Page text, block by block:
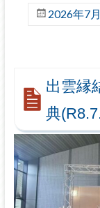
2026年7
出雲縁
典